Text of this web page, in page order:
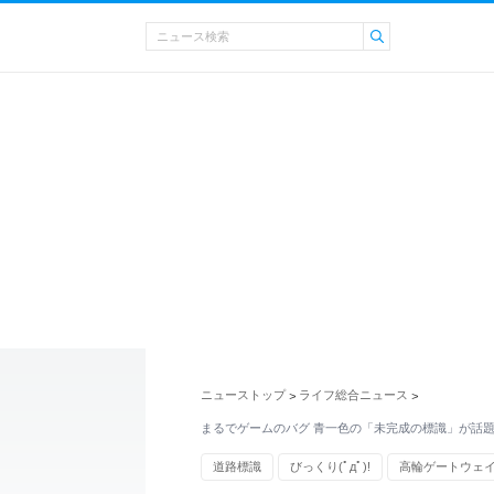
ニューストップ > ライフ総合ニュース >
まるでゲームのバグ 青一色の「未完成の標識」が話題
道路標識 びっくり(ﾟдﾟ)! 高輪ゲートウェ